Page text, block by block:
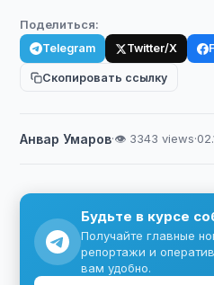
Поделиться:
Telegram Twitter/X
Скопировать ссылку
Анвар Умаров·👁 3343 views·
Будьте в курсе
Получайте главные
репортажи и
вам удобно.